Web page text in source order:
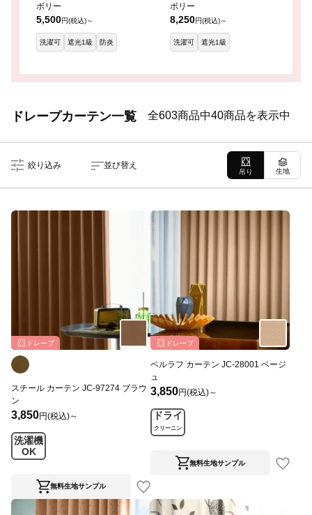
ボリー
5,500円(税込)～
洗濯可 遮光1級 防炎
ボリー
8,250円(税込)～
洗濯可 遮光1級
ドレープカーテン一覧 全603商品中40商品を表示中
絞り込み 並び替え
吊り 生地
ドレープ
スチール カーテン JC-97274 ブラウ
ン
3,850円(税込)～
洗濯機
OK
無料生地サンプル
ドレープ
ベルラフ カーテン JC-28001 ベージ
ュ
3,850円(税込)～
ドライ
クリーニン
無料生地サンプル